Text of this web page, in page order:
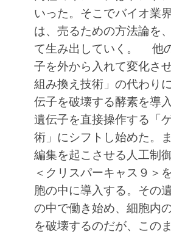
いった。そこでバイオ業
は、売るための方法論を
て生み出していく。
他
子を外から入れて変化さ
組み換え技術」の代わり
伝子を破壊する酵素を導
遺伝子を直接操作する「
術」にシフトし始めた。
編集を起こさせる人工制
＜クリスパーキャス９＞
胞の中に導入する。その
の中で働き始め、細胞内
を破壊するのだが、この